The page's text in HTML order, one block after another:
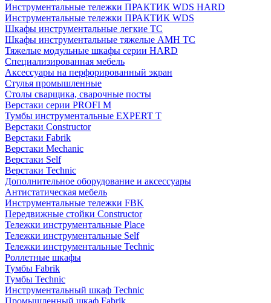
Инструментальные тележки ПРАКТИК WDS HARD
Инструментальные тележки ПРАКТИК WDS
Шкафы инструментальные легкие ТС
Шкафы инструментальные тяжелые AMH TC
Тяжелые модульные шкафы серии HARD
Cпециализированная мебель
Аксессуары на перфорированный экран
Стулья промышленные
Столы сварщика, сварочные посты
Верстаки серии PROFI M
Тумбы инструментальные EXPERT T
Верстаки Constructor
Верстаки Fabrik
Верстаки Mechanic
Верстаки Self
Верстаки Technic
Дополнительное оборудование и аксессуары
Антистатическая мебель
Инструментальные тележки FBK
Передвижные стойки Constructor
Тележки инструментальные Place
Тележки инструментальные Self
Тележки инструментальные Technic
Роллетные шкафы
Тумбы Fabrik
Тумбы Technic
Инструментальный шкаф Technic
Промышленный шкаф Fabrik